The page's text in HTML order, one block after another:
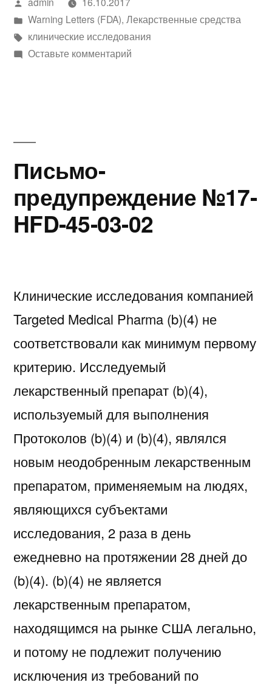
автором
Написано
в
Warning Letters (FDA), Лекарственные средства
Метки:
клинические исследования
Оставьте комментарийк
Письмо-
предупреждение №17-
HFD-45-03-02
Клинические исследования компанией
Targeted Medical Pharma (b)(4) не
соответствовали как минимум первому
критерию. Исследуемый
лекарственный препарат (b)(4),
используемый для выполнения
Протоколов (b)(4) и (b)(4), являлся
новым неодобренным лекарственным
препаратом, применяемым на людях,
являющихся субъектами
исследования, 2 раза в день
ежедневно на протяжении 28 дней до
(b)(4). (b)(4) не является
лекарственным препаратом,
находящимся на рынке США легально,
и потому не подлежит получению
исключения из требований по